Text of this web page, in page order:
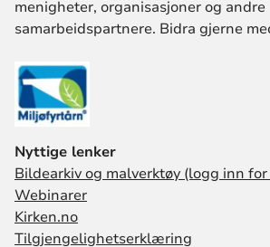
menigheter, organisasjoner og andre
samarbeidspartnere. Bidra gjerne
Nyttige lenker
Bildearkiv og malverktøy (logg inn
Webinarer
Kirken.no
Tilgjengelighetserklæring